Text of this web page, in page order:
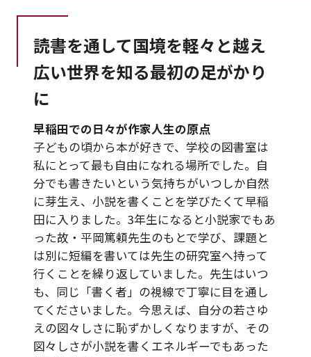
読書を通して国境を軽々と越え
広い世界を知る最初の足がかり
に
早稲田での日々が作家人生の原点
子どもの頃から本が好きで、学校の図書室は
私にとって最も自由になれる場所でした。自
分でも書きたいという気持ちがいつしか自然
に芽生え、小説を書くことを学びたくて早稲
田に入りました。3年生になると小説家でもあ
った故・平岡篤頼先生のもとで学び、課題と
は別に短編を書いては先生の研究室へ持って
行くことを繰り返していました。先生はいつ
も、同じ「書く者」の視線で丁寧に目を通し
てくださいました。今思えば、自分の若さゆ
えの図々しさに恥ずかしくなりますが、その
図々しさが小説を書くエネルギーでもあった